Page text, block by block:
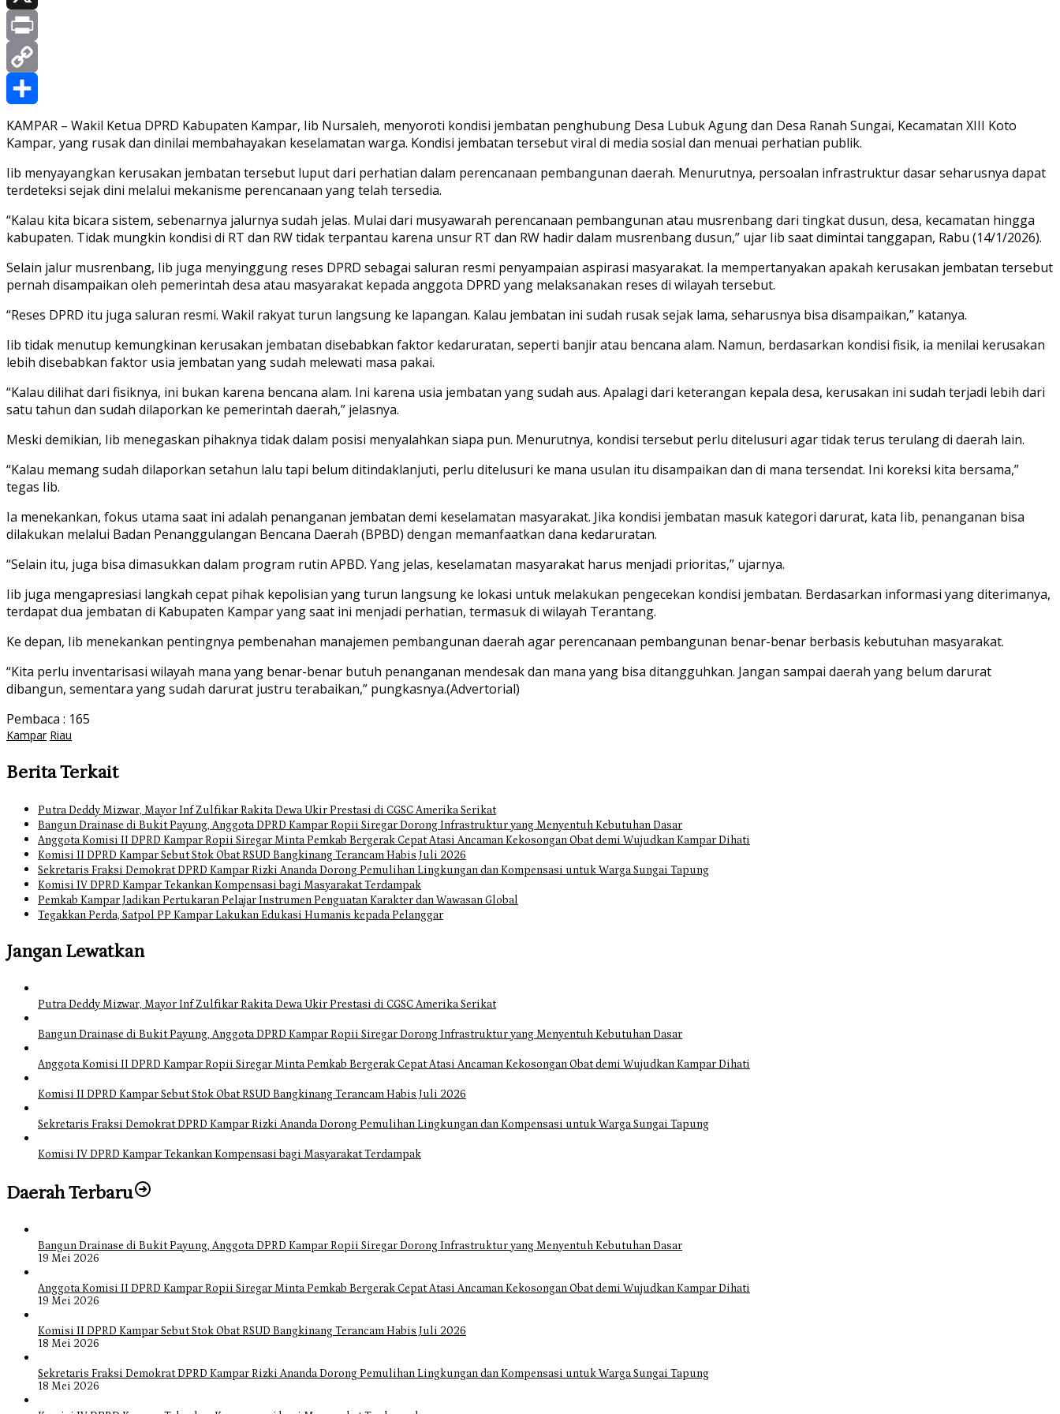
X
Print
Copy
Link
Share
KAMPAR – Wakil Ketua DPRD Kabupaten Kampar, Iib Nursaleh, menyoroti kondisi jembatan penghubung Desa Lubuk Agung dan Desa Ranah Sungai, Kecamatan XIII Koto
Kampar, yang rusak dan dinilai membahayakan keselamatan warga. Kondisi jembatan tersebut viral di media sosial dan menuai perhatian publik.
Iib menyayangkan kerusakan jembatan tersebut luput dari perhatian dalam perencanaan pembangunan daerah. Menurutnya, persoalan infrastruktur dasar seharusnya dapat
terdeteksi sejak dini melalui mekanisme perencanaan yang telah tersedia.
“Kalau kita bicara sistem, sebenarnya jalurnya sudah jelas. Mulai dari musyawarah perencanaan pembangunan atau musrenbang dari tingkat dusun, desa, kecamatan hingga
kabupaten. Tidak mungkin kondisi di RT dan RW tidak terpantau karena unsur RT dan RW hadir dalam musrenbang dusun,” ujar Iib saat dimintai tanggapan, Rabu (14/1/2026).
Selain jalur musrenbang, Iib juga menyinggung reses DPRD sebagai saluran resmi penyampaian aspirasi masyarakat. Ia mempertanyakan apakah kerusakan jembatan tersebut
pernah disampaikan oleh pemerintah desa atau masyarakat kepada anggota DPRD yang melaksanakan reses di wilayah tersebut.
“Reses DPRD itu juga saluran resmi. Wakil rakyat turun langsung ke lapangan. Kalau jembatan ini sudah rusak sejak lama, seharusnya bisa disampaikan,” katanya.
Iib tidak menutup kemungkinan kerusakan jembatan disebabkan faktor kedaruratan, seperti banjir atau bencana alam. Namun, berdasarkan kondisi fisik, ia menilai kerusakan
lebih disebabkan faktor usia jembatan yang sudah melewati masa pakai.
“Kalau dilihat dari fisiknya, ini bukan karena bencana alam. Ini karena usia jembatan yang sudah aus. Apalagi dari keterangan kepala desa, kerusakan ini sudah terjadi lebih dari
satu tahun dan sudah dilaporkan ke pemerintah daerah,” jelasnya.
Meski demikian, Iib menegaskan pihaknya tidak dalam posisi menyalahkan siapa pun. Menurutnya, kondisi tersebut perlu ditelusuri agar tidak terus terulang di daerah lain.
“Kalau memang sudah dilaporkan setahun lalu tapi belum ditindaklanjuti, perlu ditelusuri ke mana usulan itu disampaikan dan di mana tersendat. Ini koreksi kita bersama,”
tegas Iib.
Ia menekankan, fokus utama saat ini adalah penanganan jembatan demi keselamatan masyarakat. Jika kondisi jembatan masuk kategori darurat, kata Iib, penanganan bisa
dilakukan melalui Badan Penanggulangan Bencana Daerah (BPBD) dengan memanfaatkan dana kedaruratan.
“Selain itu, juga bisa dimasukkan dalam program rutin APBD. Yang jelas, keselamatan masyarakat harus menjadi prioritas,” ujarnya.
Iib juga mengapresiasi langkah cepat pihak kepolisian yang turun langsung ke lokasi untuk melakukan pengecekan kondisi jembatan. Berdasarkan informasi yang diterimanya,
terdapat dua jembatan di Kabupaten Kampar yang saat ini menjadi perhatian, termasuk di wilayah Terantang.
Ke depan, Iib menekankan pentingnya pembenahan manajemen pembangunan daerah agar perencanaan pembangunan benar-benar berbasis kebutuhan masyarakat.
“Kita perlu inventarisasi wilayah mana yang benar-benar butuh penanganan mendesak dan mana yang bisa ditangguhkan. Jangan sampai daerah yang belum darurat
dibangun, sementara yang sudah darurat justru terabaikan,” pungkasnya.(Advertorial)
Pembaca : 165
Kampar Riau
Berita Terkait
Putra Deddy Mizwar, Mayor Inf Zulfikar Rakita Dewa Ukir Prestasi di CGSC Amerika Serikat
Bangun Drainase di Bukit Payung, Anggota DPRD Kampar Ropii Siregar Dorong Infrastruktur yang Menyentuh Kebutuhan Dasar
Anggota Komisi II DPRD Kampar Ropii Siregar Minta Pemkab Bergerak Cepat Atasi Ancaman Kekosongan Obat demi Wujudkan Kampar Dihati
Komisi II DPRD Kampar Sebut Stok Obat RSUD Bangkinang Terancam Habis Juli 2026
Sekretaris Fraksi Demokrat DPRD Kampar Rizki Ananda Dorong Pemulihan Lingkungan dan Kompensasi untuk Warga Sungai Tapung
Komisi IV DPRD Kampar Tekankan Kompensasi bagi Masyarakat Terdampak
Pemkab Kampar Jadikan Pertukaran Pelajar Instrumen Penguatan Karakter dan Wawasan Global
Tegakkan Perda, Satpol PP Kampar Lakukan Edukasi Humanis kepada Pelanggar
Jangan Lewatkan
Putra Deddy Mizwar, Mayor Inf Zulfikar Rakita Dewa Ukir Prestasi di CGSC Amerika Serikat
Bangun Drainase di Bukit Payung, Anggota DPRD Kampar Ropii Siregar Dorong Infrastruktur yang Menyentuh Kebutuhan Dasar
Anggota Komisi II DPRD Kampar Ropii Siregar Minta Pemkab Bergerak Cepat Atasi Ancaman Kekosongan Obat demi Wujudkan Kampar Dihati
Komisi II DPRD Kampar Sebut Stok Obat RSUD Bangkinang Terancam Habis Juli 2026
Sekretaris Fraksi Demokrat DPRD Kampar Rizki Ananda Dorong Pemulihan Lingkungan dan Kompensasi untuk Warga Sungai Tapung
Komisi IV DPRD Kampar Tekankan Kompensasi bagi Masyarakat Terdampak
Daerah Terbaru
Bangun Drainase di Bukit Payung, Anggota DPRD Kampar Ropii Siregar Dorong Infrastruktur yang Menyentuh Kebutuhan Dasar
19 Mei 2026
Anggota Komisi II DPRD Kampar Ropii Siregar Minta Pemkab Bergerak Cepat Atasi Ancaman Kekosongan Obat demi Wujudkan Kampar Dihati
19 Mei 2026
Komisi II DPRD Kampar Sebut Stok Obat RSUD Bangkinang Terancam Habis Juli 2026
18 Mei 2026
Sekretaris Fraksi Demokrat DPRD Kampar Rizki Ananda Dorong Pemulihan Lingkungan dan Kompensasi untuk Warga Sungai Tapung
18 Mei 2026